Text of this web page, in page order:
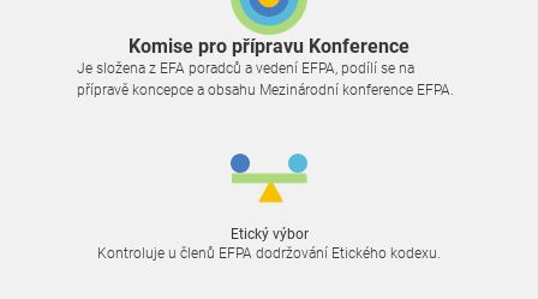
Komise pro přípravu Konference
Je složena z EFA poradců a vedení EFPA, podílí se na
přípravě koncepce a obsahu Mezinárodní konference EFPA.
Etický výbor
Kontroluje u členů EFPA dodržování Etického kodexu.